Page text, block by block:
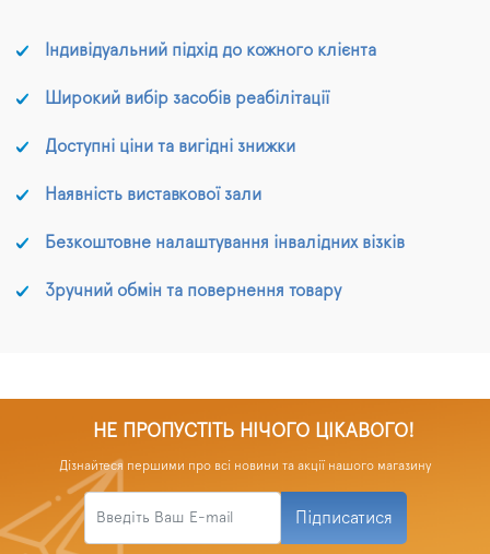
частки якого виявляють
дію, додатково
всмоктування активних
Дарсонваль чудово
мезотерапією.
Індивідуальний підхід до кожного клієнта
Широкий вибір засобів реабілітації
Доступні ціни та вигідні знижки
Наявність виставкової зали
Безкоштовне налаштування інвалідних візків
Зручний обмін та повернення товару
НЕ ПРОПУСТІТЬ НІЧОГО ЦІКАВОГО!
Дізнайтеся першими про всі новини та акції нашого магазину
Підписатися